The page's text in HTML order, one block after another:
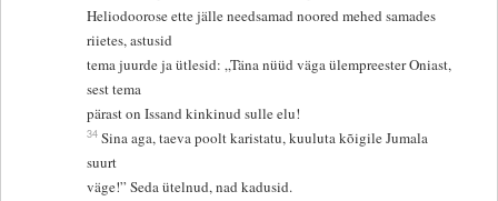
Heliodoorose ette jälle needsamad noored mehed samades
riietes, astusid
tema juurde ja ütlesid: „Täna nüüd väga ülempreester Oniast,
sest tema
pärast on Issand kinkinud sulle elu!
34 Sina aga, taeva poolt karistatu, kuuluta kõigile Jumala
suurt
väge!” Seda ütelnud, nad kadusid.